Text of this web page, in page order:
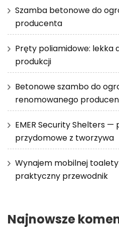
Szamba betonowe do
producenta
Pręty poliamidowe:
produkcji
Betonowe szambo do
renomowanego
EMER Security Shelters
przydomowe z tworzywa
Wynajem mobilnej
praktyczny przewodnik
Najnowsze